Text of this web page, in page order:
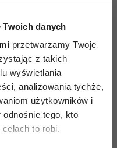
danych
przetwarzamy Twoje
z takich
wyświetlania
analizowania tychże,
użytkowników i
tego, kto
to robi.
wodą. Maseczka
- do
żółtko i 1/2
Starannie
jednolitej
na skórę twarzy i